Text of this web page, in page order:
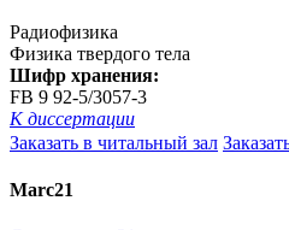
Радиофизика
Физика твердого тела
Шифр хранения:
FB 9 92-5/3057-3
К диссертации
Заказать в читальный зал
Marc21